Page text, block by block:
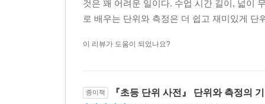
것은 꽤 어려운 일이다. 수업 시간 길이, 넓이
로 배우는 단위와 측정은 더 쉽고 재미있게
이 리뷰가 도움이 되었나요?
종이책 『초등 단위 사전』 단위와 측정의